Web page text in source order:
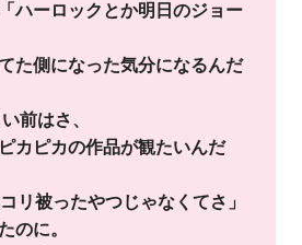
ハーロックとか明日のジョー
た側になった気分になるんだ
前はさ、
ピカピカの作品が観たいんだ
リ被ったやつじゃなくてさ」
のに。